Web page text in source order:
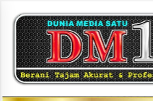
content